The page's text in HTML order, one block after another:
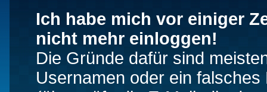
Ich habe mich vor einiger
nicht mehr einloggen!
Die Gründe dafür sind
Usernamen oder ein